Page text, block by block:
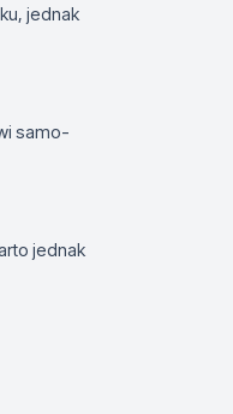
jednak
samo-
jednak